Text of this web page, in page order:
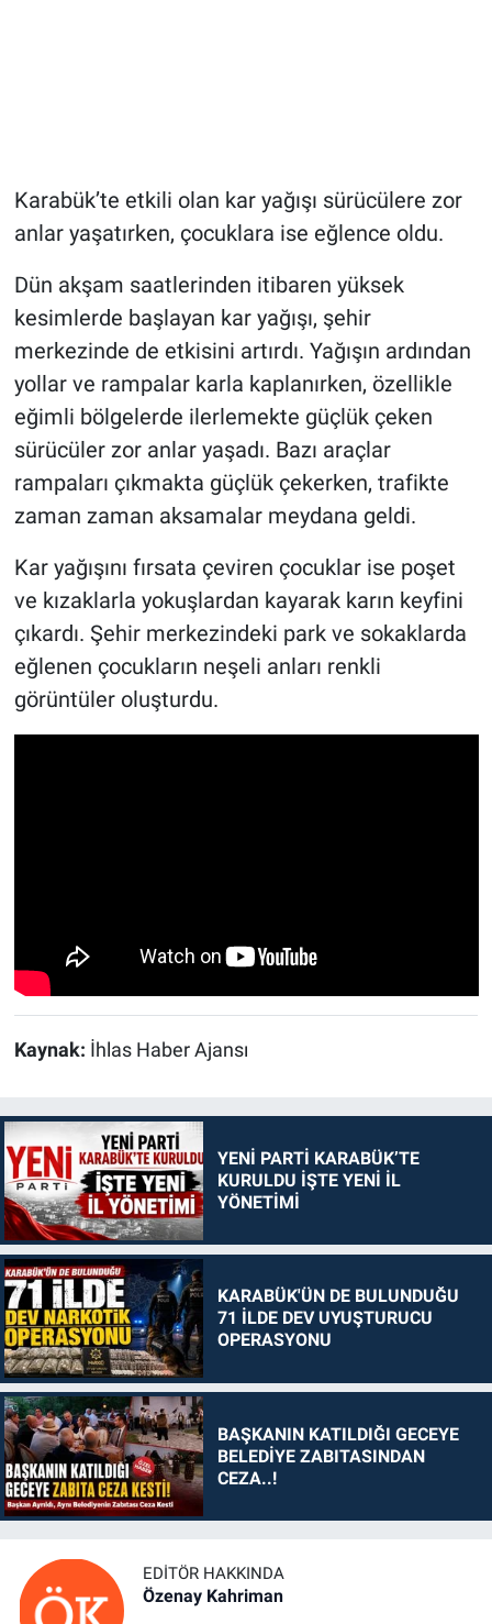
Karabük’te etkili olan kar yağışı sürücülere zor
anlar yaşatırken, çocuklara ise eğlence oldu.
Dün akşam saatlerinden itibaren yüksek
kesimlerde başlayan kar yağışı, şehir
merkezinde de etkisini artırdı. Yağışın ardından
yollar ve rampalar karla kaplanırken, özellikle
eğimli bölgelerde ilerlemekte güçlük çeken
sürücüler zor anlar yaşadı. Bazı araçlar
rampaları çıkmakta güçlük çekerken, trafikte
zaman zaman aksamalar meydana geldi.
Kar yağışını fırsata çeviren çocuklar ise poşet
ve kızaklarla yokuşlardan kayarak karın keyfini
çıkardı. Şehir merkezindeki park ve sokaklarda
eğlenen çocukların neşeli anları renkli
görüntüler oluşturdu.
Kaynak: İhlas Haber Ajansı
YENİ PARTİ KARABÜK’TE
KURULDU İŞTE YENİ İL
YÖNETİMİ
KARABÜK'ÜN DE BULUNDUĞU
71 İLDE DEV UYUŞTURUCU
OPERASYONU
BAŞKANIN KATILDIĞI GECEYE
BELEDİYE ZABITASINDAN
CEZA..!
EDITÖR HAKKINDA
Özenay Kahriman